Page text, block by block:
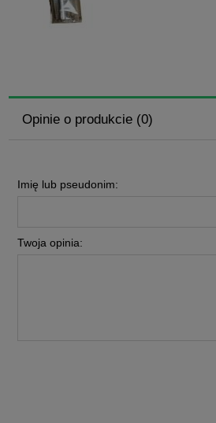
Opinie o produkcie (0)
Imię lub pseudonim:
Twoja opinia: